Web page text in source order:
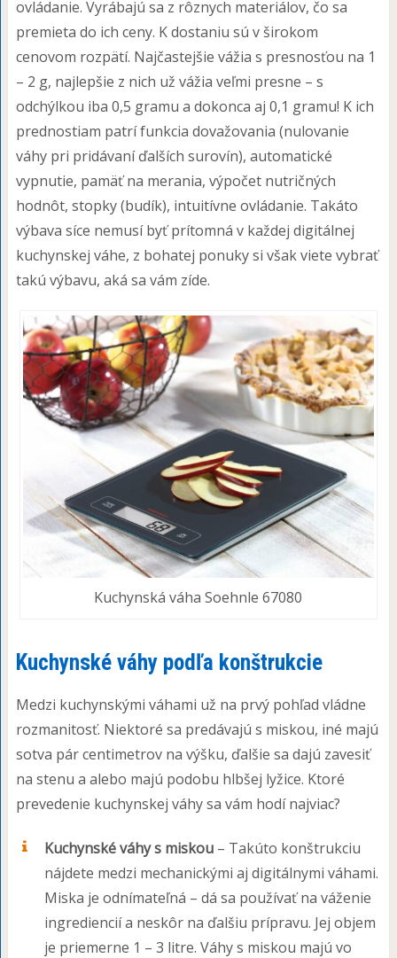
ovládanie. Vyrábajú sa z rôznych materiálov, čo sa
premieta do ich ceny. K dostaniu sú v širokom
cenovom rozpätí. Najčastejšie vážia s presnosťou na 1
– 2 g, najlepšie z nich už vážia veľmi presne – s
odchýlkou iba 0,5 gramu a dokonca aj 0,1 gramu! K ich
prednostiam patrí funkcia dovažovania (nulovanie
váhy pri pridávaní ďalších surovín), automatické
vypnutie, pamäť na merania, výpočet nutričných
hodnôt, stopky (budík), intuitívne ovládanie. Takáto
výbava síce nemusí byť prítomná v každej digitálnej
kuchynskej váhe, z bohatej ponuky si však viete vybrať
takú výbavu, aká sa vám zíde.
Kuchynská váha Soehnle 67080
Kuchynské váhy podľa konštrukcie
Medzi kuchynskými váhami už na prvý pohľad vládne
rozmanitosť. Niektoré sa predávajú s miskou, iné majú
sotva pár centimetrov na výšku, ďalšie sa dajú zavesiť
na stenu a alebo majú podobu hlbšej lyžice. Ktoré
prevedenie kuchynskej váhy sa vám hodí najviac?
Kuchynské váhy s miskou– Takúto konštrukciu
nájdete medzi mechanickými aj digitálnymi váhami.
Miska je odnímateľná – dá sa používať na váženie
ingrediencií a neskôr na ďalšiu prípravu. Jej objem
je priemerne 1 – 3 litre. Váhy s miskou majú vo